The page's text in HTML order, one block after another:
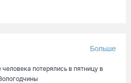
Больше
потерялись в пятницу в